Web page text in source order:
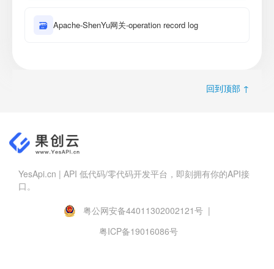
🗃 Apache-ShenYu网关-operation record log
回到顶部 ↑
YesApi.cn | API 低代码/零代码开发平台，即刻拥有你的API接
口。
粤公网安备44011302002121号 |
粤ICP备19016086号